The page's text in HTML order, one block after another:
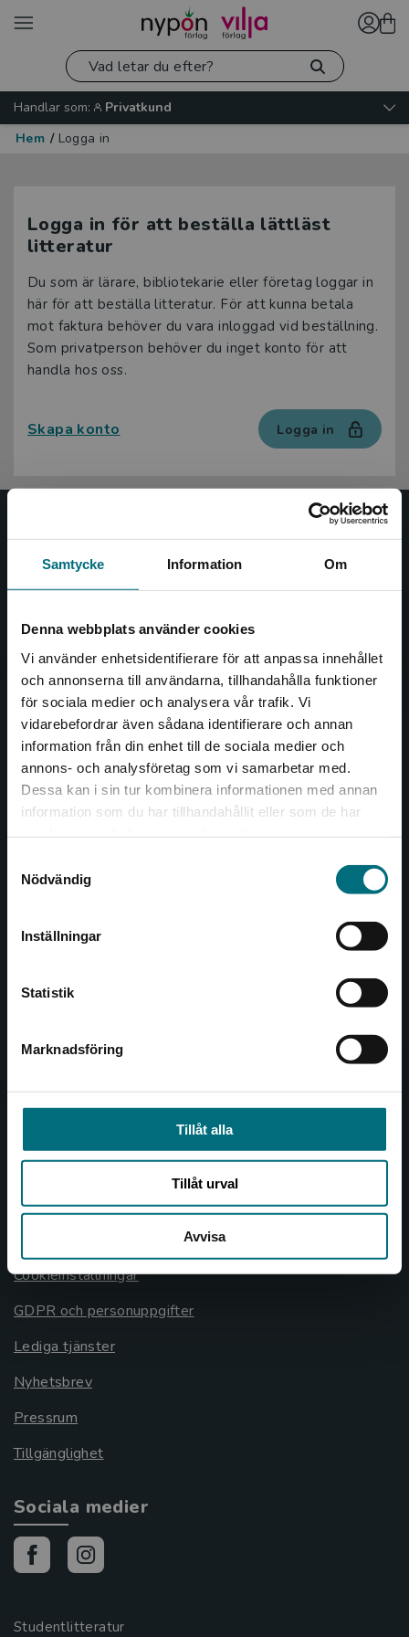
Samtycke Information Om
Denna webbplats använder cookies
Vi använder enhetsidentifierare för att anpassa innehållet
och annonserna till användarna, tillhandahålla funktioner
för sociala medier och analysera vår trafik. Vi
vidarebefordrar även sådana identifierare och annan
information från din enhet till de sociala medier och
annons- och analysföretag som vi samarbetar med.
Dessa kan i sin tur kombinera informationen med annan
information som du har tillhandahållit eller som de har
Nödvändig
Inställningar
Statistik
Marknadsföring
Tillåt alla
Tillåt urval
Avvisa
Begränsad fraktregion
Det verkar som att du besöker
Sverige. För att kunna slutföra ett köp måste
Handlar som:
Privatkund
Hem / Logga in
Logga in för att beställa lättläst
litteratur
Du som är lärare, bibliotekarie eller företag loggar in
här för att beställa litteratur. För att kunna betala
mot faktura behöver du vara inloggad vid beställning.
Som privatperson behöver du inget konto för att
handla hos oss.
Skapa konto Logga in
Nypon och Vilja
Nypon och Vilja förlag ger ut böcker som väcker läslust
såväl barn som vuxna.
Nypon och Vilja förlag är en del av Studentlitteratur.
Kontakta oss
Kontakta oss
046-31 20 00
Box 141
Besöksadress:
Åkergränden 1
Kontakta kundservice
Köpvillkor
Allmänna länkar
Om oss
Cookieinställningar
GDPR och personuppgifter
Lediga tjänster
Nyhetsbrev
Pressrum
Tillgänglighet
Sociala medier
Studentlitteratur